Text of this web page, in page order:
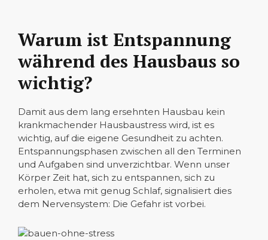
Warum ist Entspannung
während des Hausbaus so
wichtig?
Damit aus dem lang ersehnten Hausbau kein
krankmachender Hausbaustress wird, ist es
wichtig, auf die eigene Gesundheit zu achten.
Entspannungsphasen zwischen all den Terminen
und Aufgaben sind unverzichtbar. Wenn unser
Körper Zeit hat, sich zu entspannen, sich zu
erholen, etwa mit genug Schlaf, signalisiert dies
dem Nervensystem: Die Gefahr ist vorbei.